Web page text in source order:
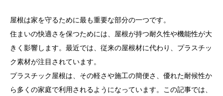
屋根は家を守るために最も重要な部分の一つです。
住まいの快適さを保つためには、屋根が持つ耐久性や機能性が大
きく影響します。最近では、従来の屋根材に代わり、プラスチッ
ク素材が注目されています。
プラスチック屋根は、その軽さや施工の簡便さ、優れた耐候性か
ら多くの家庭で利用されるようになっています。この記事では、